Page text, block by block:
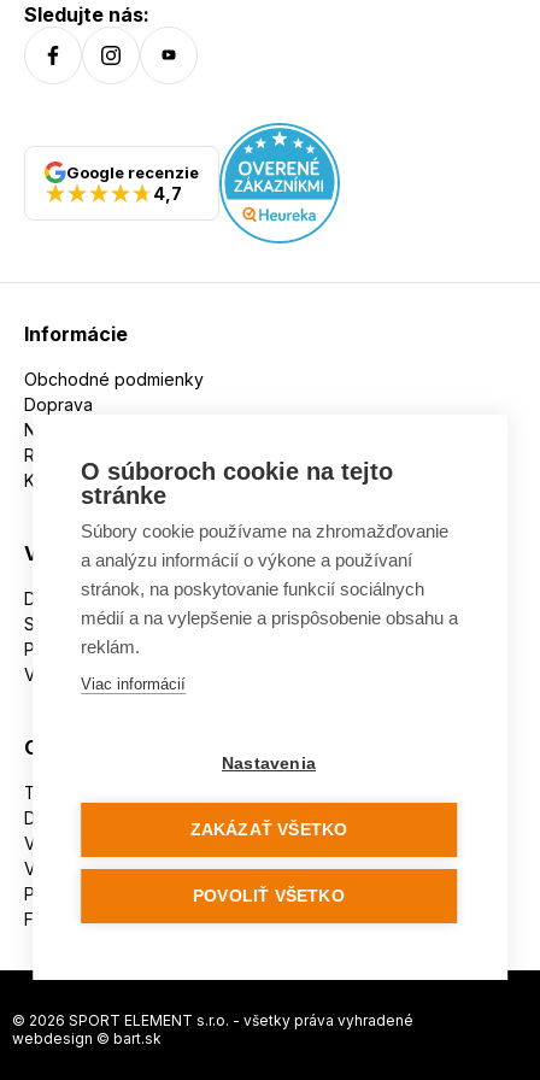
Sledujte nás:
Google recenzie
4,7
Informácie
Obchodné podmienky
Doprava
Nakupujeme na splátky
Reklamácie
Kontakt
Všetko o nákupe
Dostupnosť tovaru
Spracovanie osobných údajov
Platba
Výmena a vrátenie tovaru
Ostatné
Tabuľka veľkostí
Doporučená dĺžka lyží
Vypaľovanie papúč
Veľkosti skeletu lyžiarok
Platforma na riešenie sporov online (ODR)
Formulár na odstúpenie od zmluvy
© 2026 SPORT ELEMENT s.r.o. - všetky práva vyhradené
webdesign © bart.sk
O súboroch cookie na tejto
stránke
Súbory cookie používame na zhromažďovanie
a analýzu informácií o výkone a používaní
stránok, na poskytovanie funkcií sociálnych
médií a na vylepšenie a prispôsobenie obsahu a
reklám.
Viac informácií
Nastavenia
ZAKÁZAŤ VŠETKO
POVOLIŤ VŠETKO